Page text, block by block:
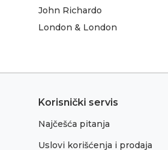
John Richardo
London & London
Korisnički servis
Najčešća pitanja
Uslovi korišćenja i prodaja